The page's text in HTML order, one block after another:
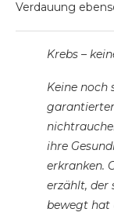
Verdauung
Krebs –
Keine noch
ihre
erkranken.
erzählt, der
bewegt hat